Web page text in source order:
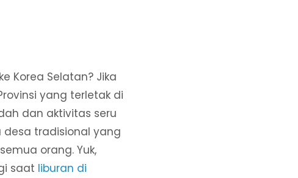
Korea Selatan? Jika
yang terletak di
dan aktivitas seru
tradisional yang
orang. Yuk,
saat liburan di